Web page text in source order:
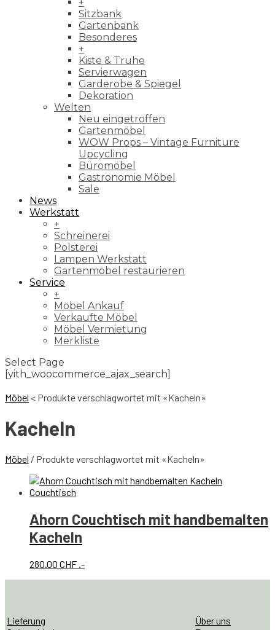
Sitzbank
Gartenbank
Besonderes
+
Kiste & Truhe
Servierwagen
Garderobe & Spiegel
Dekoration
Welten
Neu eingetroffen
Gartenmöbel
WOW Props – Vintage Furniture
Upcycling
Büromöbel
Gastronomie Möbel
Sale
News
Werkstatt
+
Schreinerei
Polsterei
Lampen Werkstatt
Gartenmöbel restaurieren
Service
+
Möbel Ankauf
Verkaufte Möbel
Möbel Vermietung
Merkliste
Select Page
[yith_woocommerce_ajax_search]
Möbel < Produkte verschlagwortet mit «Kacheln»
Kacheln
Möbel / Produkte verschlagwortet mit «Kacheln»
Ahorn Couchtisch mit handbemalten
Kacheln
280.00 CHF .-
Lieferung
Über uns